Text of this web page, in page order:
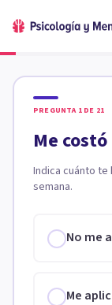
PREGUNTA 1 DE 21
Me
Indica cuánto te
semana.
No me
Me